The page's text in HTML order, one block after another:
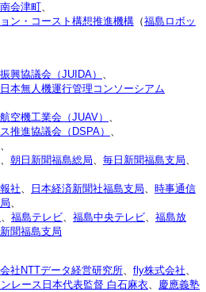
南会津町、
ン・コースト構想推進機構 （福島ロボッ
興協議会（JUIDA） 、
本無人機運行管理コンソーシアム
空機工業会（JUAV） 、
推進協議会（DSPA） 、
、
、 朝日新聞福島総局、 毎日新聞福島支局、
社、 日本経済新聞社福島支局、 時事通信
、
、 福島テレビ、 福島中央テレビ、 福島放
聞福島支局
社NTTデータ経営研究所、 fly株式会社、
ンレース日本代表監督 白石麻衣、 慶應義塾